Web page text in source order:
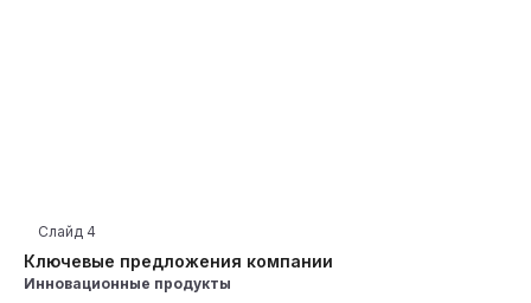
Ключевые предложения компании
Слайд 4
Инновационные продукты